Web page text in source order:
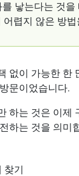
낳는다는 것
렵지 않은 방
없이 가능한
문이었습니다.
하는 것은 이제
하는 것을 의미
찾기